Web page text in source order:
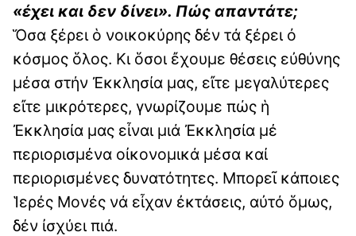
«έχει και δεν δίνει». Πώς απαντάτε;
Ὅσα ξέρει ὁ νοικοκύρης δέν τά ξέρει ὀ
κόσμος ὅλος. Κι ὅσοι ἔχουμε θέσεις εὐθύνης
μέσα στήν Ἐκκλησία μας, εἴτε μεγαλύτερες
εἴτε μικρότερες, γνωρίζουμε πώς ἡ
Ἐκκλησία μας εἶναι μιά Ἐκκλησία μέ
περιορισμένα οἰκονομικά μέσα καί
περιορισμένες δυνατότητες. Μπορεῖ κάποιες
Ἱερές Μονές νά εἶχαν ἐκτάσεις, αὐτό ὅμως,
δέν ἰσχύει πιά.